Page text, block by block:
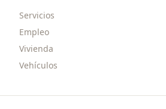
Servicios
Empleo
Vivienda
Vehículos